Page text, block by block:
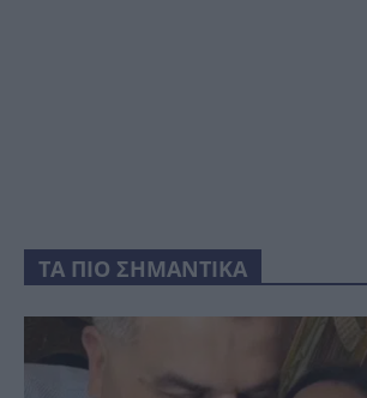
ΤΑ ΠΙΟ ΣΗΜΑΝΤΙΚΑ